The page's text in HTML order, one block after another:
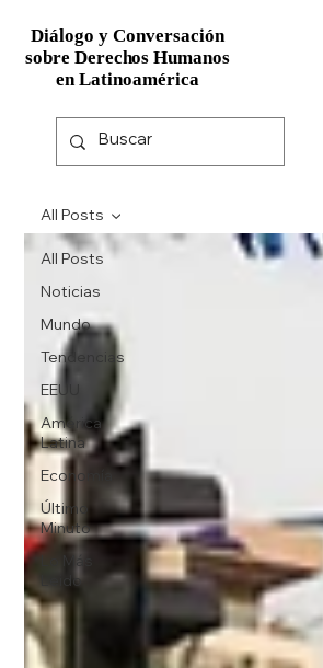
Diálogo y Conversación
sobre Derechos Humanos
en Latinoamérica
Diálogo y Conversación
sobre Derechos Humanos
en Latinoamérica
All Posts
Noticias
Mundo
Tendencias
EEUU
América
Latina
Economía
Último
Minuto
Lo Más
Leido
All Posts